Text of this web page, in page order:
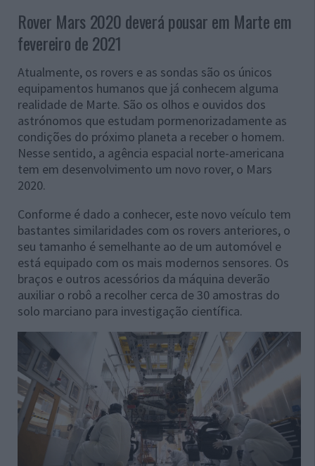
Rover Mars 2020 deverá pousar em Marte em
fevereiro de 2021
Atualmente, os rovers e as sondas são os únicos
equipamentos humanos que já conhecem alguma
realidade de Marte. São os olhos e ouvidos dos
astrónomos que estudam pormenorizadamente as
condições do próximo planeta a receber o homem.
Nesse sentido, a agência espacial norte-americana
tem em desenvolvimento um novo rover, o Mars
2020.
Conforme é dado a conhecer, este novo veículo tem
bastantes similaridades com os rovers anteriores, o
seu tamanho é semelhante ao de um automóvel e
está equipado com os mais modernos sensores. Os
braços e outros acessórios da máquina deverão
auxiliar o robô a recolher cerca de 30 amostras do
solo marciano para investigação científica.